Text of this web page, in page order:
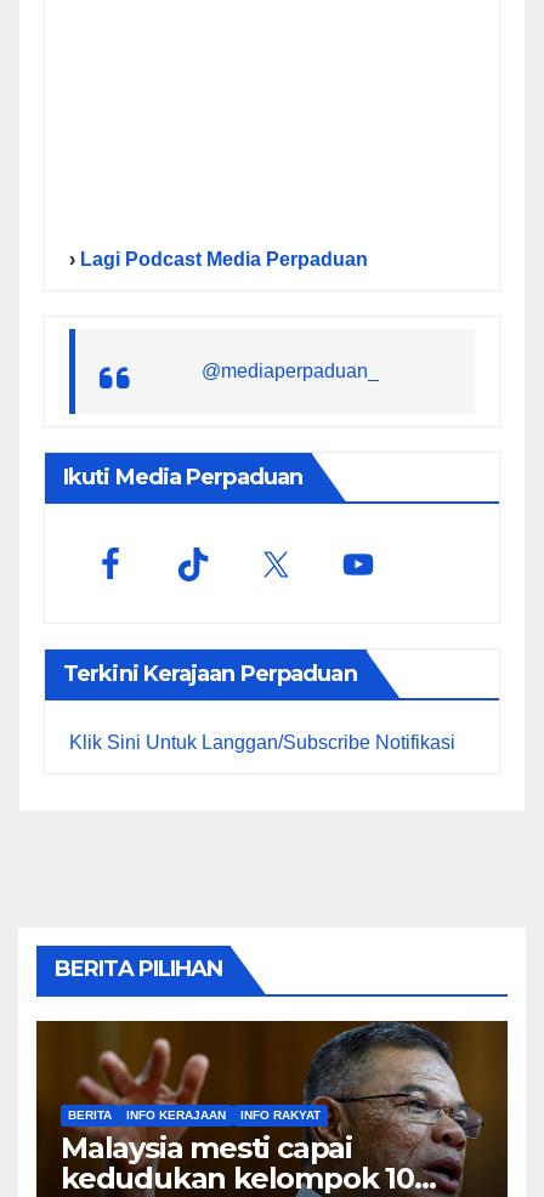
› Lagi Podcast Media Perpaduan
@mediaperpaduan_
Ikuti Media Perpaduan
Terkini Kerajaan Perpaduan
Klik Sini Untuk Langgan/Subscribe Notifikasi
BERITA PILIHAN
BERITA INFO KERAJAAN INFO RAKYAT
Malaysia mesti capai
kedudukan kelompok 10